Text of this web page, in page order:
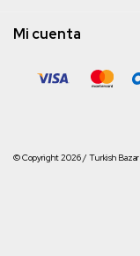
Mi cuenta
© Copyright 2026 / Turkish Bazar